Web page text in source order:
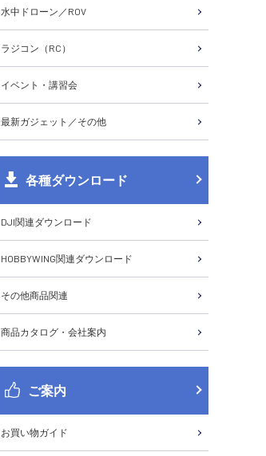
水中ドローン／ROV
ラジコン（RC）
イベント・講習会
最新ガジェット／その他
各種ダウンロード
DJI関連ダウンロード
HOBBYWING関連ダウンロード
その他商品関連
商品カタログ・会社案内
ご案内
お買い物ガイド